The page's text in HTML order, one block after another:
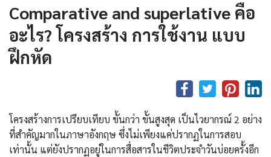
Comparative and superlative คือ
อะไร? โครงสร้าง การใช้งาน แบบ
ฝึกหัด
โครงสร้างการเปรียบเทียบ ขั้นกว่า ขั้นสูงสุด เป็นไวยากรณ์ 2 อย่าง
ที่สำคัญมากในภาษาอังกฤษ ซึ่งไม่เพียงแค่ปรากฏในการสอบ
เท่านั้น แต่ยังปรากฏอยู่ในการสื่อสารในชีวิตประจำวันบ่อยครั้งอีก